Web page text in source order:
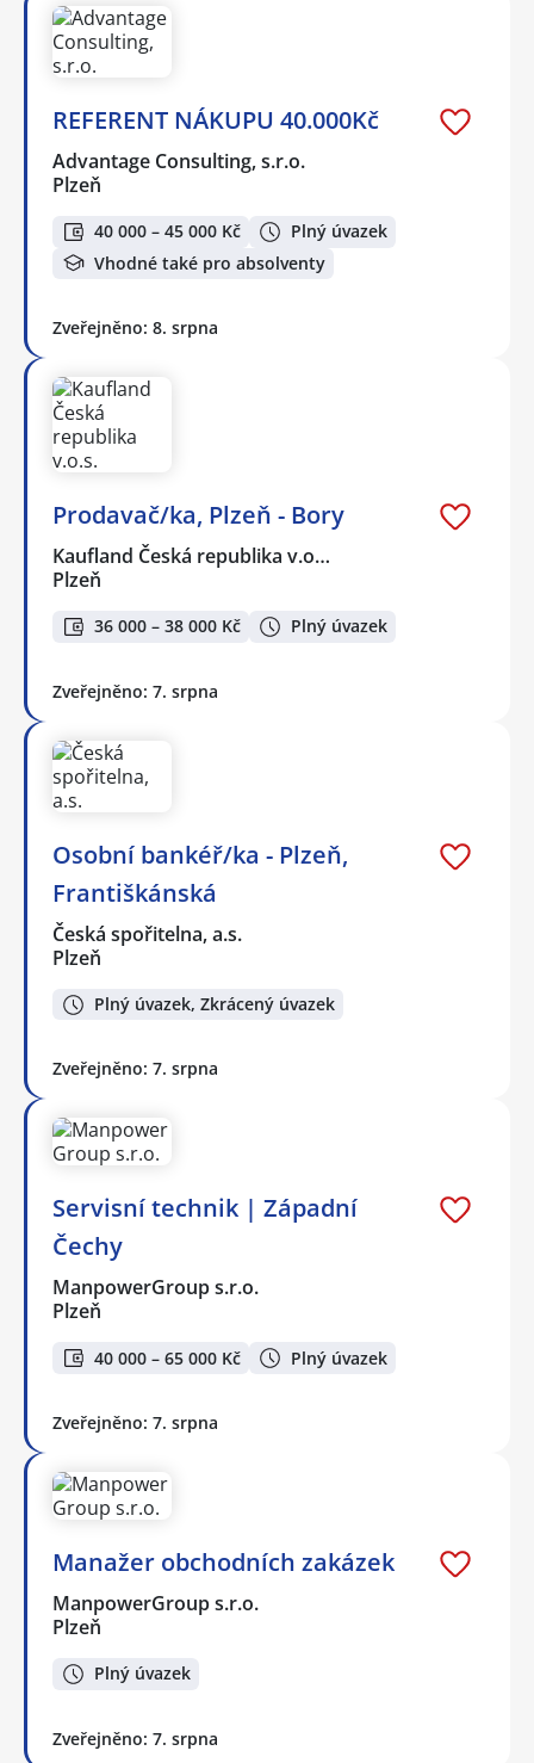
REFERENT NÁKUPU 40.000Kč
Advantage Consulting, s.r.o.
Plzeň
40 000 – 45 000 Kč
Plný úvazek
Vhodné také pro absolventy
Zveřejněno: 8. srpna
Prodavač/ka, Plzeň - Bory
Kaufland Česká republika v.o…
Plzeň
36 000 – 38 000 Kč Plný úvazek
Zveřejněno: 7. srpna
Osobní bankéř/ka - Plzeň,
Františkánská
Česká spořitelna, a.s.
Plzeň
Plný úvazek, Zkrácený úvazek
Zveřejněno: 7. srpna
Servisní technik | Západní
Čechy
ManpowerGroup s.r.o.
Plzeň
40 000 – 65 000 Kč Plný úvazek
Zveřejněno: 7. srpna
Manažer obchodních zakázek
ManpowerGroup s.r.o.
Plzeň
Plný úvazek
Zveřejněno: 7. srpna